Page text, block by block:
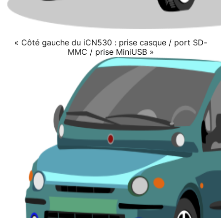
« Côté gauche du iCN530 : prise casque / port SD-
MMC / prise MiniUSB »